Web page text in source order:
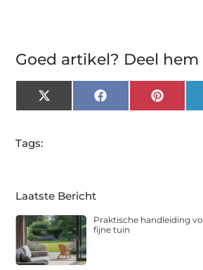
Goed artikel? Deel hem
X
(Twitter)
Facebook
Tags:
Laatste Bericht
Praktische handleiding
fijne tuin